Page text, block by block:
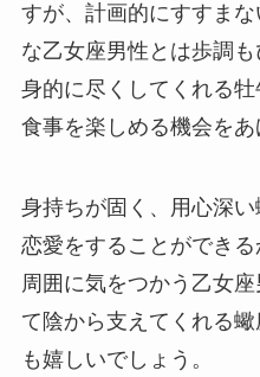
すが、計画的にすすま
な乙女座男性とは歩調
身的に尽くしてくれる
食事を楽しめる機会をあ
身持ちが固く、用心深
恋愛をすることができ
周囲に気をつかう乙女
て陰から支えてくれる
も嬉しいでしょう。